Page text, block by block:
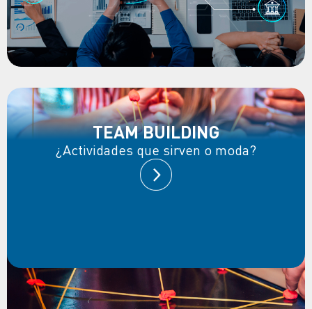
TEAM BUILDING
¿Actividades que sirven o moda?